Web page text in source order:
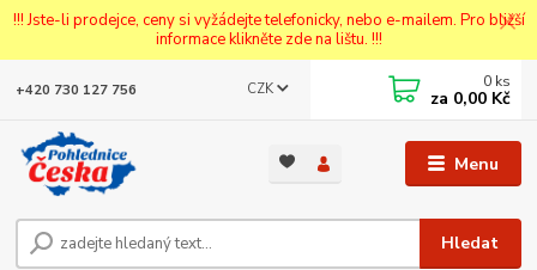
!!! Jste-li prodejce, ceny si vyžádejte telefonicky, nebo e-mailem. Pro bližší
informace klikněte zde na lištu. !!!
Menu
CZK
Hledat
+420 730 127 756 0 ks
za 0,00 Kč